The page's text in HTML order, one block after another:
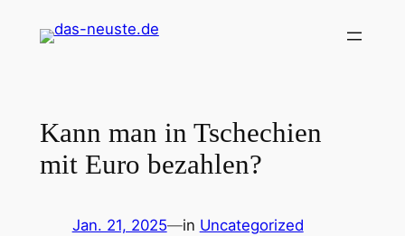
Inhalt
Kann man in Tschechien
mit Euro bezahlen?
Jan. 21, 2025—in Uncategorized